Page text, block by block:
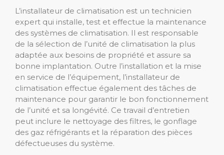
L’installateur de climatisation est un technicien
expert qui installe, test et effectue la maintenance
des systèmes de climatisation. Il est responsable
de la sélection de l’unité de climatisation la plus
adaptée aux besoins de propriété et assure sa
bonne implantation. Outre l’installation et la mise
en service de l’équipement, l’installateur de
climatisation effectue également des tâches de
maintenance pour garantir le bon fonctionnement
de l’unité et sa longévité. Ce travail d’entretien
peut inclure le nettoyage des filtres, le gonflage
des gaz réfrigérants et la réparation des pièces
défectueuses du système.